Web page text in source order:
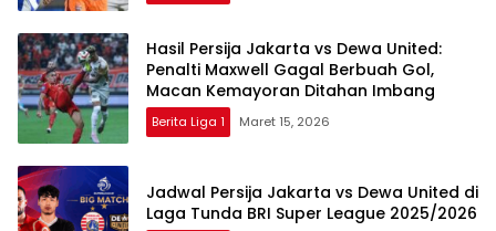
Hasil Persija Jakarta vs Dewa United:
Penalti Maxwell Gagal Berbuah Gol,
Macan Kemayoran Ditahan Imbang
Berita Liga 1 Maret 15, 2026
Jadwal Persija Jakarta vs Dewa United di
Laga Tunda BRI Super League 2025/2026